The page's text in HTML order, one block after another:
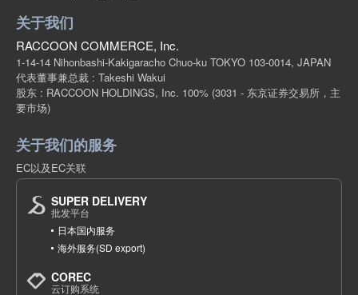
关于我们
RACCOON COMMERCE, Inc.
1-14-14 Nihonbashi-Kakigaracho Chuo-ku TOKYO 103-0014, JAPAN
代表董事兼总裁 : Takeshi Wakui
股东 : RACCOON HOLDINGS, Inc. 100% (3031 - 东京证券交易所，主
要市场)
关于我们的服务
EC以及EC关联
SUPER DELIVERY
批发平台
日本国内服务
海外服务(SD export)
COREC
云订购系统